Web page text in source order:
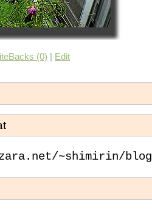
(0) | Edit
~shimirin/blog/